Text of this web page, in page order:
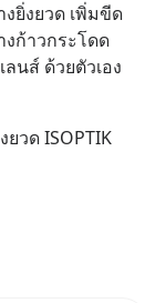
ยิ่งยวด เพิ่มขีด
ก้าวกระโดด
นส์ ด้วยตัวเอง
วด ISOPTIK